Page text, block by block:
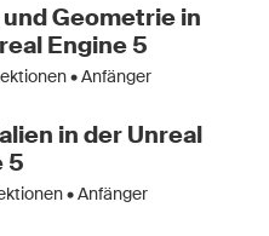
Geometrie in
Engine 5
• Anfänger
in der Unreal
5
• Anfänger